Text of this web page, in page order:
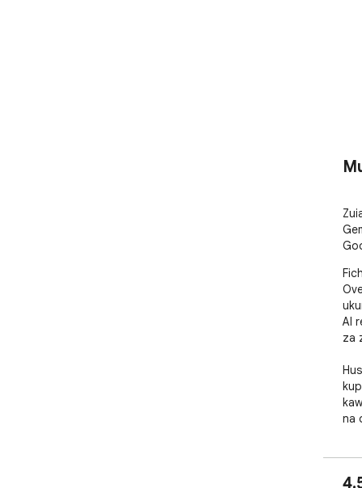
AI
za
na
•